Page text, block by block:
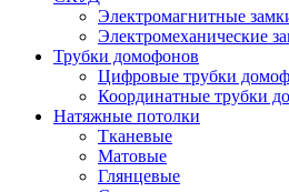
Электромагнитные
Электромеханические
Трубки домофонов
Цифровые трубки
Координатные трубки
Натяжные потолки
Тканевые
Матовые
Глянцевые